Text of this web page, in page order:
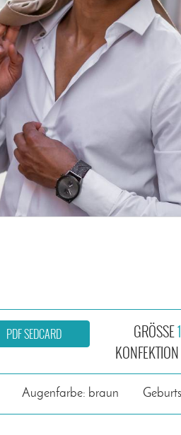
GRÖSSE
KONFEKTION
PDF SEDCARD
Augenfarbe: braun